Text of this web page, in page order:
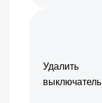
Удалить
выключатель